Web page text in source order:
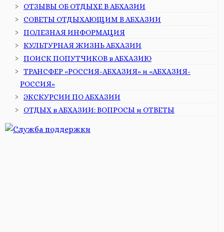
ОТЗЫВЫ ОБ ОТДЫХЕ В АБХАЗИИ
СОВЕТЫ ОТДЫХАЮЩИМ В АБХАЗИИ
ПОЛЕЗНАЯ ИНФОРМАЦИЯ
КУЛЬТУРНАЯ ЖИЗНЬ АБХАЗИИ
ПОИСК ПОПУТЧИКОВ в АБХАЗИЮ
ТРАНСФЕР «РОССИЯ-АБХАЗИЯ» и «АБХАЗИЯ-
РОССИЯ»
ЭКСКУРСИИ ПО АБХАЗИИ
ОТДЫХ в АБХАЗИИ: ВОПРОСЫ и ОТВЕТЫ